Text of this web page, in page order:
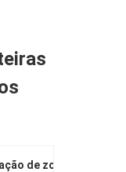
de zonas múltiplas